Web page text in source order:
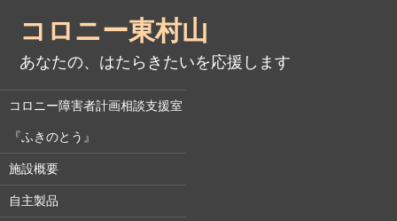
コロニー東村山
あなたの、はたらきたいを応援します
コロニー障害者計画相談支援室
『ふきのとう』
施設概要
自主製品